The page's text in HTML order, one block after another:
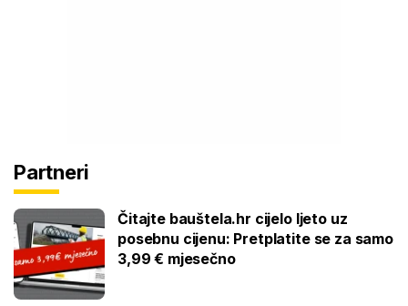
Partneri
Čitajte bauštela.hr cijelo ljeto uz
posebnu cijenu: Pretplatite se za samo
3,99 € mjesečno